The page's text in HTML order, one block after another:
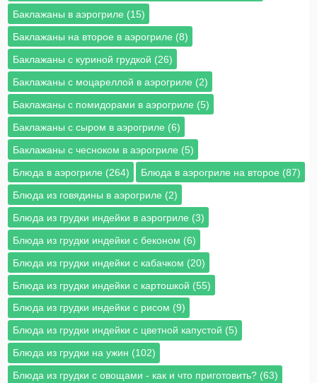
Баклажаны в аэрогриле (15)
Баклажаны на второе в аэрогриле (8)
Баклажаны с куриной грудкой (26)
Баклажаны с моцареллой в аэрогриле (2)
Баклажаны с помидорами в аэрогриле (5)
Баклажаны с сыром в аэрогриле (6)
Баклажаны с чесноком в аэрогриле (5)
Блюда в аэрогриле (264)
Блюда в аэрогриле на второе (87)
Блюда из говядины в аэрогриле (2)
Блюда из грудки индейки в аэрогриле (3)
Блюда из грудки индейки с беконом (6)
Блюда из грудки индейки с кабачком (20)
Блюда из грудки индейки с картошкой (55)
Блюда из грудки индейки с рисом (9)
Блюда из грудки индейки с цветной капустой (5)
Блюда из грудки на ужин (102)
Блюда из грудки с овощами - как и что приготовить? (63)